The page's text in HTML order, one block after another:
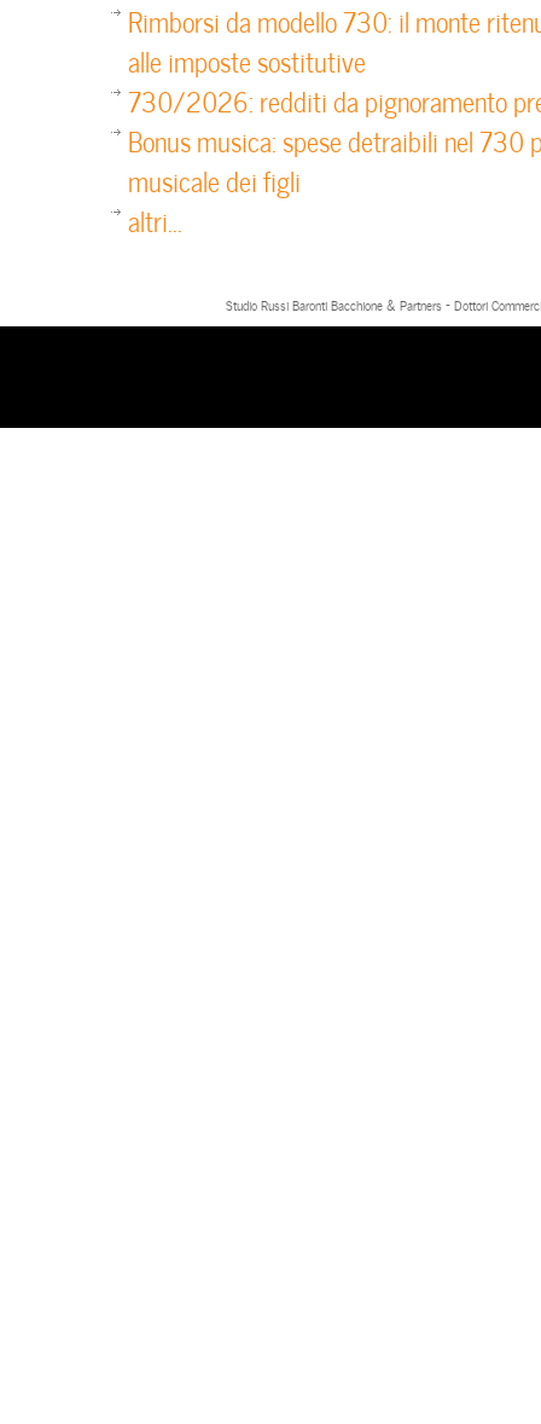
Rimborsi da modello 730: il monte
alle imposte sostitutive
730/2026: redditi da pignoramento
Bonus musica: spese detraibili nel 730
musicale dei figli
altri...
Studio Russi Baronti Bacchione & Partners - Dottori